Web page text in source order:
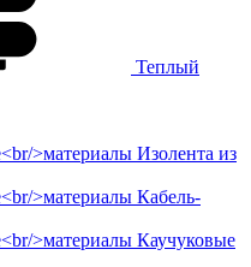
Теплый
Изолента из
Кабель-
Каучуковые